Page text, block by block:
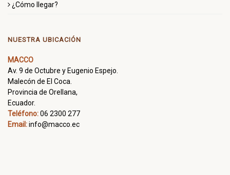
¿Cómo llegar?
NUESTRA UBICACIÓN
MACCO
Av. 9 de Octubre y Eugenio Espejo.
Malecón de El Coca.
Provincia de Orellana,
Ecuador.
Teléfono:06 2300 277
Email:info@macco.ec